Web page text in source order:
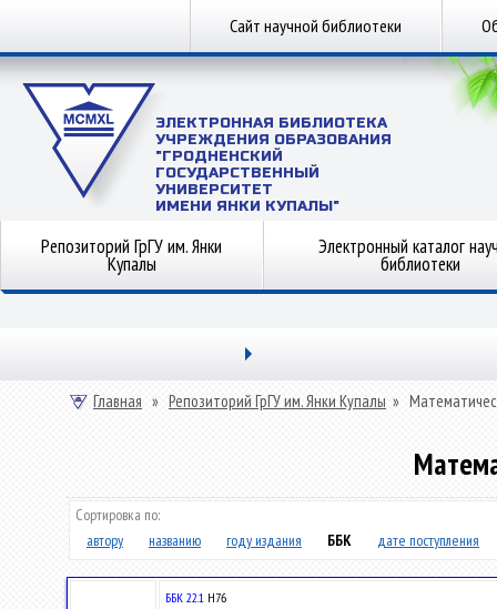
Сайт научной библиотеки
ЭЛЕКТРОННАЯ БИБЛИОТЕКА
УЧРЕЖДЕНИЯ ОБРАЗОВАНИЯ
"ГРОДНЕНСКИЙ
ГОСУДАРСТВЕННЫЙ
УНИВЕРСИТЕТ
ИМЕНИ ЯНКИ КУПАЛЫ"
Репозиторий ГрГУ им. Янки
Купалы
Электронный каталог
библиотеки
Главная » Репозиторий ГрГУ им. Янки Купалы »
Сортировка по:
автору
названию году издания ББК дате поступления
ББК 22.1 H76